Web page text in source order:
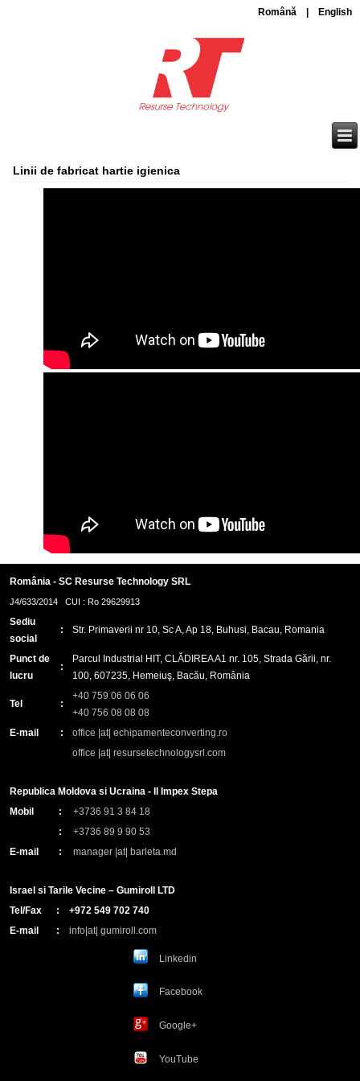
Română | English
Linii de fabricat hartie igienica
România - SC Resurse Technology SRL
J4/633/2014 CUI : Ro 29629913
Sediu
social
: Str. Primaverii nr 10, Sc A, Ap 18, Buhusi, Bacau, Romania
Punct de
lucru
:
Parcul Industrial HIT, CLĂDIREA A1 nr. 105, Strada Gării, nr.
100, 607235, Hemeiuş, Bacău, România
Tel :
+40 759 06 06 06
+40 756 08 08 08
E-mail
:
office |at| echipamenteconverting.ro
office |at| resursetechnologysrl.com
Republica Moldova si Ucraina - II Impex Stepa
Mobil
:
+3736 91 3 84 18
:
+3736 89 9 90 53
E-mail
: manager |at| barleta.md
Israel si Tarile Vecine – Gumiroll LTD
Tel/Fax
:
+972 549 702 740
E-mail
: info|at| gumiroll.com
Linkedin
Facebook
Google+
YouTube